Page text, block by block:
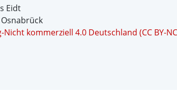
Eidt
kommerziell 4.0 Deutschland (CC BY-